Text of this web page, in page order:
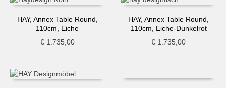
HAY, Annex Table Round,
110cm, Eiche
€1.735,00
HAY, Annex Table Round,
110cm, Eiche-Dunkelrot
€ 1.735,00